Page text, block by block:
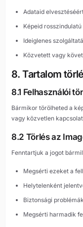
Adataid
Képeid
Ideiglenes
Közvetett vagy
8. Tartalom
8.1 Felhasználói
Bármikor törölheted a
vagy közvetlen
8.2 Törlés az
Fenntartjuk a jogot
Megsérti ezeket a
Helytelenként
Biztonsági
Megsérti harmadik